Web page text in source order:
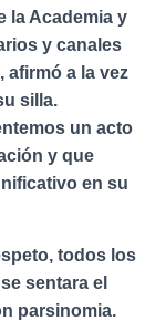
la Academia y
y canales
a la vez
silla.
un acto
y que
en su
todos los
sentara el
parsinomia.